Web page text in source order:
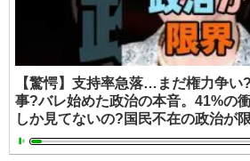
【驚愕】支持率急落…まだ権力争い
事?バレ始めた政治の本音。41%の
しか見てないの?国民不在の政治が